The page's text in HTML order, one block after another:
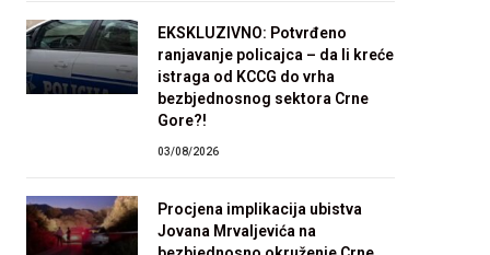
EKSKLUZIVNO: Potvrđeno
ranjavanje policajca – da li kreće
istraga od KCCG do vrha
bezbjednosnog sektora Crne
Gore?!
03/08/2026
Procjena implikacija ubistva
Jovana Mrvaljevića na